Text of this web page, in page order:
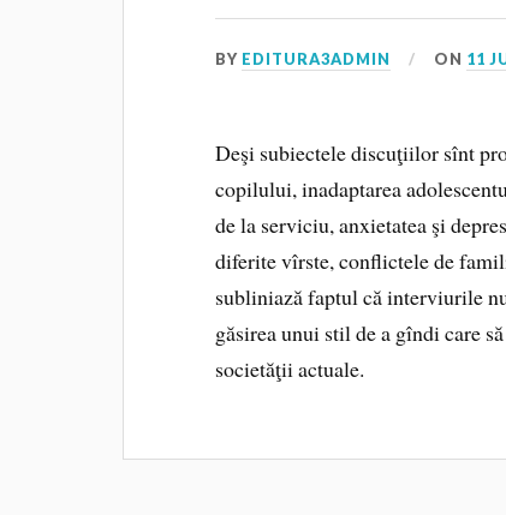
BY EDITURA3ADMIN ON 11
Deşi subiectele discuţiilor sînt
copilului, inadaptarea
de la serviciu, anxietatea şi
diferite vîrste, conflictele de
subliniază faptul că interviurile
găsirea unui stil de a gîndi care
societăţii actuale.